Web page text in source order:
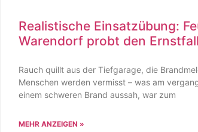
Realistische Einsatzübung:
Warendorf probt den
Rauch quillt aus der Tiefgarage, die
Menschen werden vermisst – was am
einem schweren Brand aussah, war zum
MEHR ANZEIGEN »